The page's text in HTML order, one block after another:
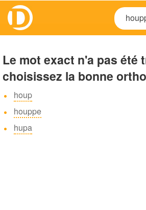
Le mot exact n'a pas été
choisissez la bonne
houp
houppe
hupa